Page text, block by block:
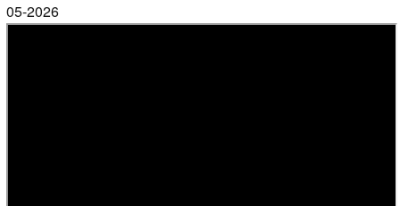
05-2026